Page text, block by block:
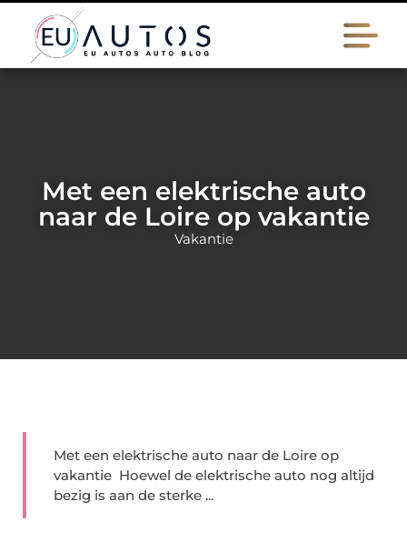
Met een elektrische auto
naar de Loire op vakantie
Vakantie
Met een elektrische auto naar de Loire op
vakantie Hoewel de elektrische auto nog altijd
bezig is aan de sterke ...